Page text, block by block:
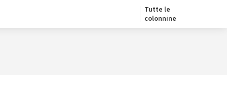
Tutte le
colonnine